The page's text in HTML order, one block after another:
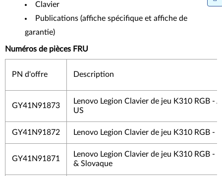
Clavier
Publications (affiche spécifique et affiche de
garantie)
Numéros de pièces FRU
PN d'offre Description
GY41N91873
Lenovo Legion Clavier de jeu K310 RGB -
US
GY41N91872 Lenovo Legion Clavier de jeu K310 RGB -
GY41N91871
Lenovo Legion Clavier de jeu K310 RGB -
& Slovaque